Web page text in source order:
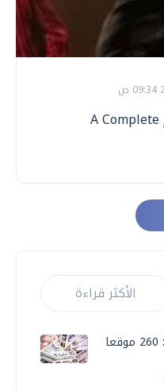
88 مليون دولار عالميا لفيلم A Complete
الأكثر قراءة
وزير السياحة والآثار الفلسطيني: 260 موقعا